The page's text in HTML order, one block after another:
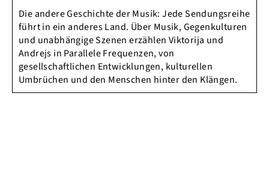
Die andere Geschichte der Musik: Jede Sendungsreihe
führt in ein anderes Land. Über Musik, Gegenkulturen
und unabhängige Szenen erzählen Viktorija und
Andrejs in Parallele Frequenzen, von
gesellschaftlichen Entwicklungen, kulturellen
Umbrüchen und den Menschen hinter den Klängen.